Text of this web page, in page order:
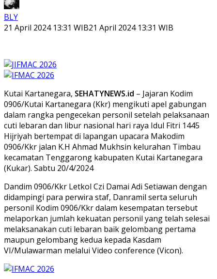
BLY
21 April 2024 13:31 WIB21 April 2024 13:31 WIB
Kutai Kartanegara, SEHATYNEWS.id – Jajaran Kodim
0906/Kutai Kartanegara (Kkr) mengikuti apel gabungan
dalam rangka pengecekan personil setelah pelaksanaan
cuti lebaran dan libur nasional hari raya Idul Fitri 1445
Hijriyah bertempat di lapangan upacara Makodim
0906/Kkr jalan K.H Ahmad Mukhsin kelurahan Timbau
kecamatan Tenggarong kabupaten Kutai Kartanegara
(Kukar). Sabtu 20/4/2024
Dandim 0906/Kkr Letkol Czi Damai Adi Setiawan dengan
didampingi para perwira staf, Danramil serta seluruh
personil Kodim 0906/Kkr dalam kesempatan tersebut
melaporkan jumlah kekuatan personil yang telah selesai
melaksanakan cuti lebaran baik gelombang pertama
maupun gelombang kedua kepada Kasdam
VI/Mulawarman melalui Video conference (Vicon).